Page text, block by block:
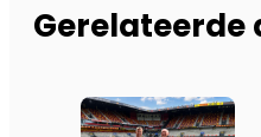
Gerelateerde